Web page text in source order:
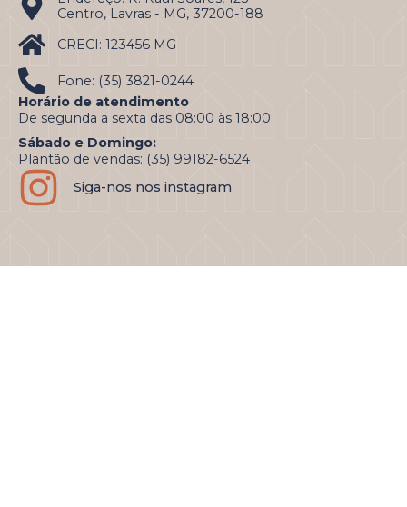
Centro, Lavras - MG, 37200-188
CRECI: 123456 MG
Fone: (35) 3821-0244
Horário de atendimento
De segunda a sexta das 08:00 às 18:00
Sábado e Domingo:
Plantão de vendas: (35) 99182-6524
Siga-nos nos instagram